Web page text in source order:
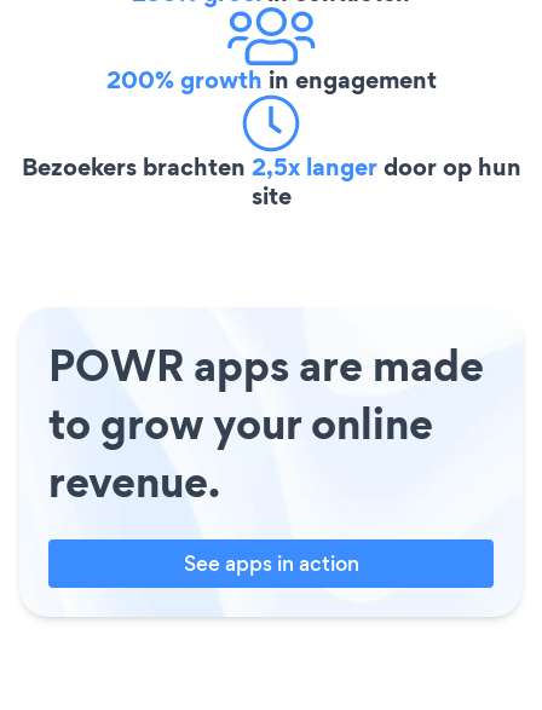
200% growth in engagement
Bezoekers brachten 2,5x langerdoor op hun
site
POWR apps are made
to grow your online
revenue.
See apps in action